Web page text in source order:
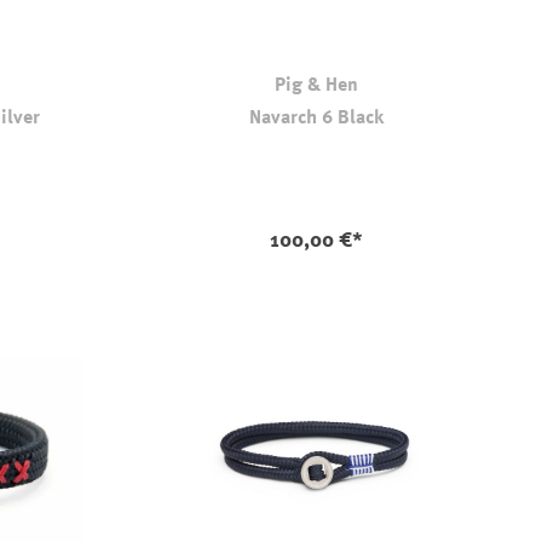
Pig & Hen
Navarch 6 Black
100,00 €*